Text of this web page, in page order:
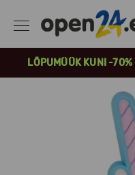
LÕPUMÜÜK KUNI -70%